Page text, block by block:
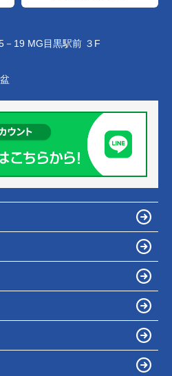
－19 MG目黒駅前 ３F